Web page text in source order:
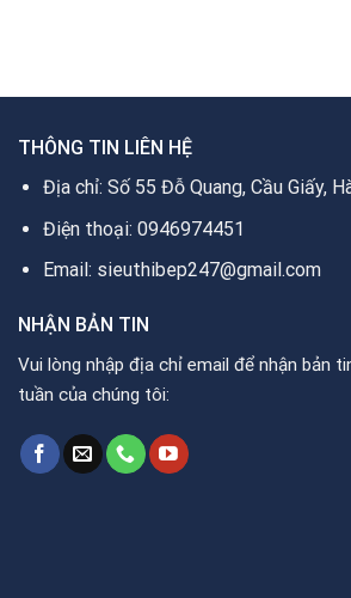
gốc
THÔNG TIN LIÊN HỆ
Địa chỉ: Số 55 Đỗ Quang, Cầu Giấy,
Điện thoại: 0946974451
Email: sieuthibep247@gmail.com
NHẬN BẢN TIN
Vui lòng nhập địa chỉ email để nhận bản
tuần của chúng tôi: